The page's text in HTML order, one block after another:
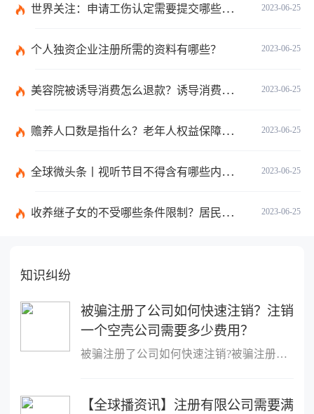
2023-06-25
世界关注：申请工伤认定需要提交哪些材料？提出工伤认定申请依据是什么？
2023-06-25
个人独资企业注册所需的资料有哪些？
2023-06-25
美容院被诱导消费怎么退款？诱导消费多少钱可以立案？ 当前短讯
2023-06-25
赡养人口数是指什么？老年人权益保障法第十四条的内容是什么？
2023-06-25
全球微头条丨视听节目不得含有哪些内容？网络视听监管新规的内容是什么？
2023-06-25
收养继子女的不受哪些条件限制？居民收养登记不受限制的情形有哪些？_热议
知识纠纷
被骗注册了公司如何快速注销？注销
一个空壳公司需要多少费用？
被骗注册了公司如何快速注销?被骗注册公司想注销该公司的注销流程：
【全球播资讯】注册有限公司需要满